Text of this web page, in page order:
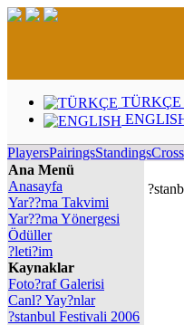
TÜRKÇE
PlayersPairingsStandings
Ana Menü
Anasayfa
Yar??ma Takvimi
Yar??ma Yönergesi
Ödüller
?leti?im
Kaynaklar
Foto?raf Galerisi
Canl? Yay?nlar
?stanbul Festivali 2006